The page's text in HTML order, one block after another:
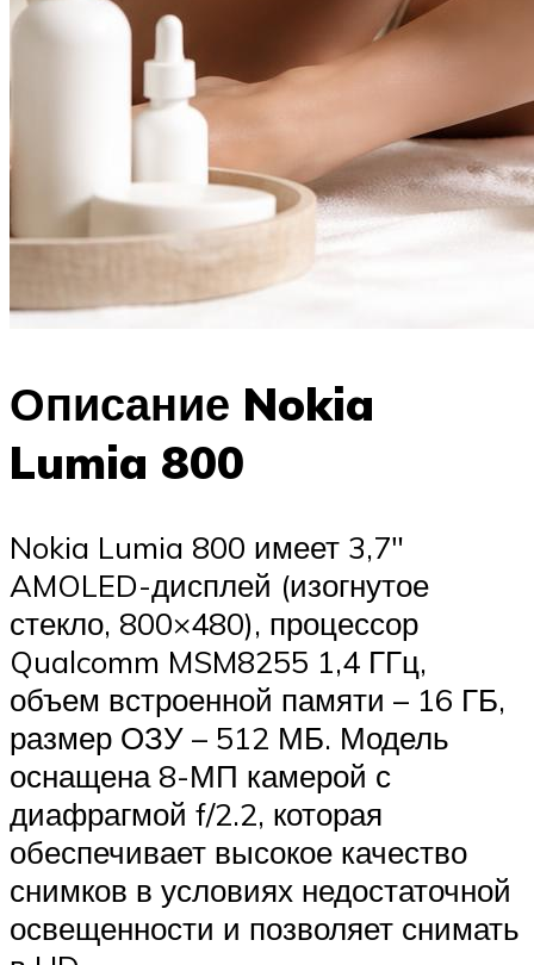
Описание Nokia
Lumia 800
Nokia Lumia 800 имеет 3,7″
AMOLED-дисплей (изогнутое
стекло, 800×480), процессор
Qualcomm MSM8255 1,4 ГГц,
объем встроенной памяти – 16 ГБ,
размер ОЗУ – 512 МБ. Модель
оснащена 8-МП камерой с
диафрагмой f/2.2, которая
обеспечивает высокое качество
снимков в условиях недостаточной
освещенности и позволяет снимать